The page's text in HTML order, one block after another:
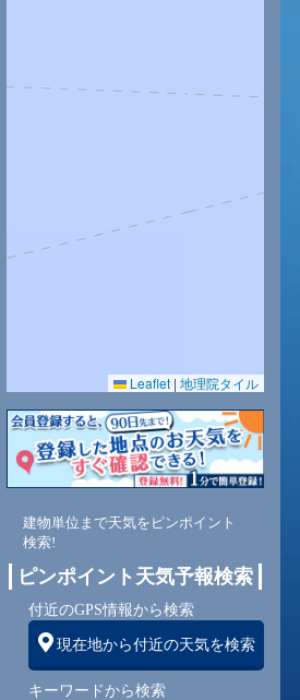
27
東南 東南 東南 東南
2 1 1 1
Leaflet | 地理院タイル
建物単位まで天気をピンポイント
検索!
ピンポイント天気予報検索
付近のGPS情報から検索
現在地から付近の天気を検索
キーワードから検索